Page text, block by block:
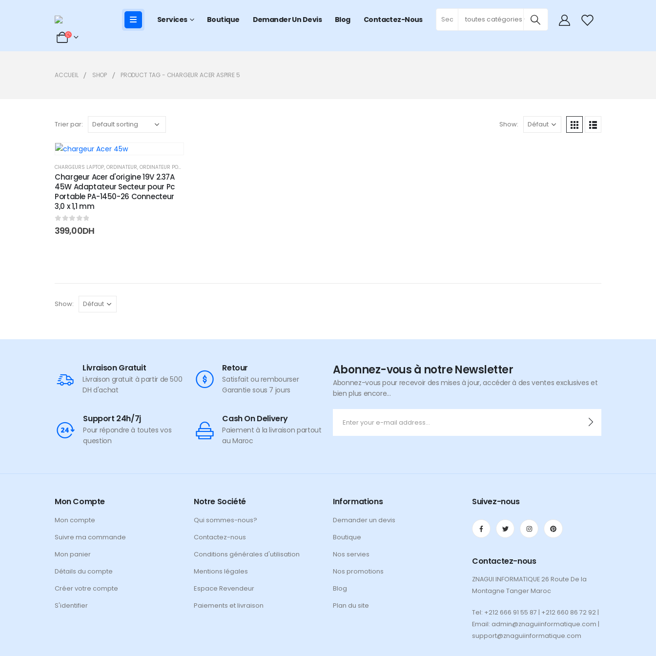
Services Boutique Demander Un Devis Blog Contactez-Nous toutes catégories 0
ACCUEIL SHOP PRODUCT TAG - CHARGEUR ACER ASPIRE 5
Trier par: Show:
Add to
wishlist
CHARGEURS LAPTOP, ORDINATEUR, ORDINATEUR PORTABLE
Chargeur Acer d'origine 19V 2.37A
45W Adaptateur Secteur pour Pc
Portable PA-1450-26 Connecteur
3,0 x 1,1 mm
0sur 5
399,00DH
Show:
Livraison Gratuit
Livraison gratuit à partir de 500
DH d'achat
Retour
Satisfait ou rembourser
Garantie sous 7 jours
Support 24h/7j
Pour répondre à toutes vos
question
Cash On Delivery
Paiement à la livraison partout
au Maroc
Abonnez-vous à notre Newsletter
Abonnez-vous pour recevoir des mises à jour, accéder à des ventes exclusives et
bien plus encore...
Mon Compte
Mon compte
Suivre ma commande
Mon panier
Détails du compte
Créer votre compte
S'identifier
Notre Société
Qui sommes-nous?
Contactez-nous
Conditions générales d'utilisation
Mentions légales
Espace Revendeur
Paiements et livraison
Informations
Demander un devis
Boutique
Nos servies
Nos promotions
Blog
Plan du site
Suivez-nous
Contactez-nous
ZNAGUI INFORMATIQUE 26 Route De la
Montagne Tanger Maroc
Tel: +212 666 91 55 87 | +212 660 86 72 92 |
Email: admin@znaguiinformatique.com |
support@znaguiinformatique.com